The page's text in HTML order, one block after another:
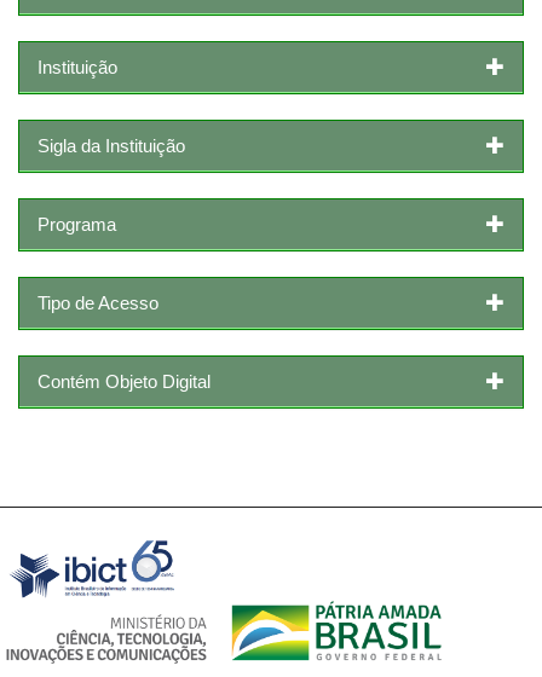
Instituição
Sigla da Instituição
Programa
Tipo de Acesso
Contém Objeto Digital